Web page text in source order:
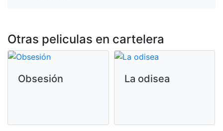
Otras peliculas en cartelera
Obsesión La odisea